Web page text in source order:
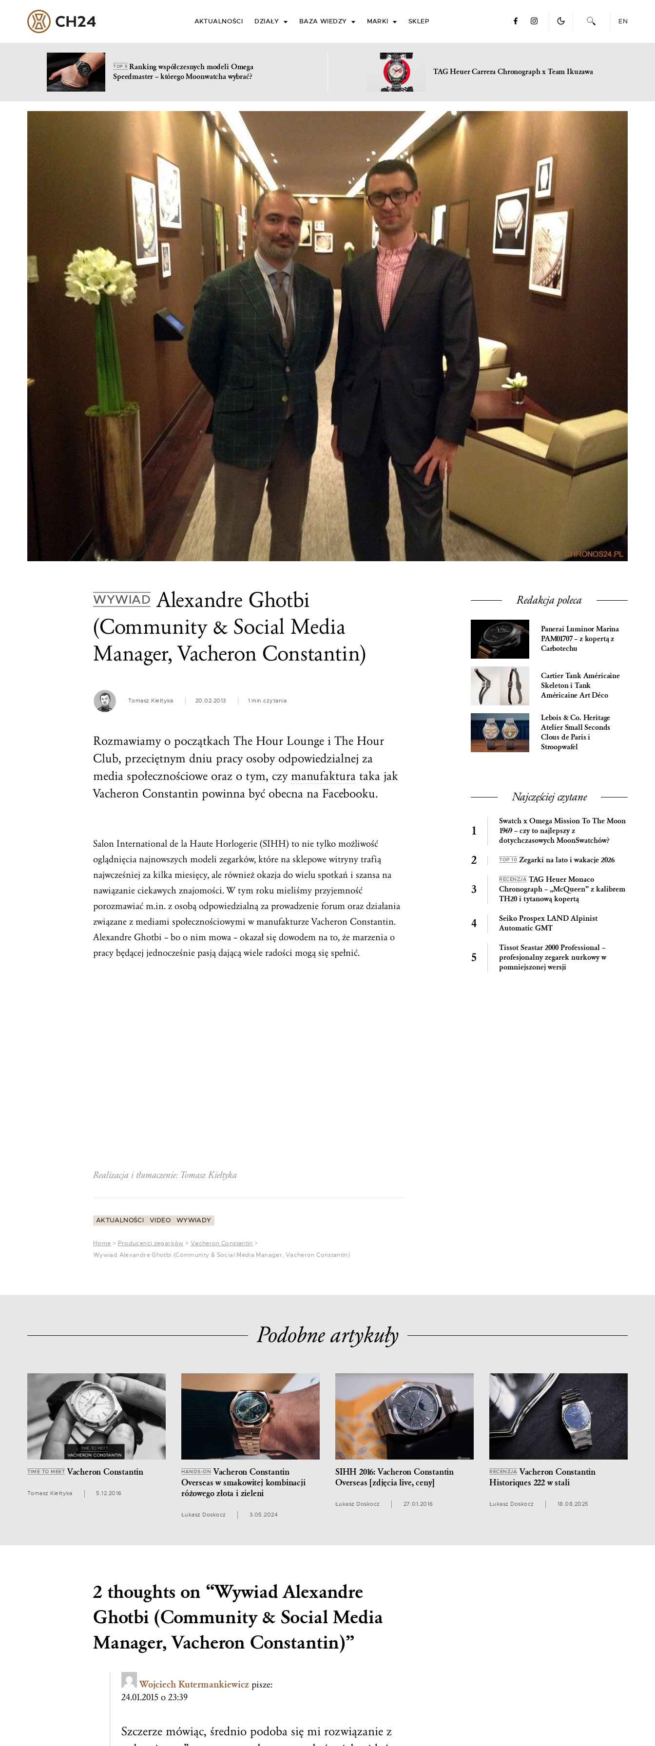
AKTUALNOŚCI DZIAŁY BAZA WIEDZY MARKI SKLEP EN
TOP 5Ranking współczesnych modeli Omega
Speedmaster – którego Moonwatcha wybrać?
TAG Heuer Carrera Chronograph x Team Ikuzawa
WYWIAD Alexandre Ghotbi
(Community & Social Media
Manager, Vacheron Constantin)
Tomasz Kiełtyka 20.02.2013 1 min.czytania
Rozmawiamy o początkach The Hour Lounge i The Hour
Club, przeciętnym dniu pracy osoby odpowiedzialnej za
media społecznościowe oraz o tym, czy manufaktura taka jak
Vacheron Constantin powinna być obecna na Facebooku.
Salon International de la Haute Horlogerie (SIHH) to nie tylko możliwość
oglądnięcia najnowszych modeli zegarków, które na sklepowe witryny trafią
najwcześniej za kilka miesięcy, ale również okazja do wielu spotkań i szansa na
nawiązanie ciekawych znajomości. W tym roku mieliśmy przyjemność
porozmawiać m.in. z osobą odpowiedzialną za prowadzenie forum oraz działania
związane z mediami społecznościowymi w manufakturze Vacheron Constantin.
Alexandre Ghotbi – bo o nim mowa – okazał się dowodem na to, że marzenia o
pracy będącej jednocześnie pasją dającą wiele radości mogą się spełnić.
Realizacja i tłumaczenie: Tomasz Kiełtyka
AKTUALNOŚCI VIDEO WYWIADY
Home > Producenci zegarków > Vacheron Constantin >
Wywiad Alexandre Ghotbi (Community & Social Media Manager, Vacheron Constantin)
Redakcja poleca
Panerai Luminor Marina
PAM01707 – z kopertą z
Carbotechu
Cartier Tank Américaine
Skeleton i Tank
Américaine Art Déco
Lebois & Co. Heritage
Atelier Small Seconds
Clous de Paris i
Stroopwafel
Najczęściej czytane
Swatch x Omega Mission To The Moon
1969 – czy to najlepszy z
dotychczasowych MoonSwatchów?
TOP 10 Zegarki na lato i wakacje 2026
RECENZJA TAG Heuer Monaco
Chronograph – „McQueen” z kalibrem
TH20 i tytanową kopertą
Seiko Prospex LAND Alpinist
Automatic GMT
Tissot Seastar 2000 Professional –
profesjonalny zegarek nurkowy w
pomniejszonej wersji
Podobne artykuły
TIME TO MEET Vacheron Constantin
Tomasz Kiełtyka 5.12.2016
HANDS-ON Vacheron Constantin
Overseas w smakowitej kombinacji
różowego złota i zieleni
Łukasz Doskocz 3.05.2024
SIHH 2016: Vacheron Constantin
Overseas [zdjęcia live, ceny]
Łukasz Doskocz 27.01.2016
RECENZJA Vacheron Constantin
Historiques 222 w stali
Łukasz Doskocz 18.08.2025
2 thoughts on “WywiadAlexandre
Ghotbi (Community & Social Media
Manager, Vacheron Constantin)”
Wojciech Kutermankiewicz pisze:
24.01.2015 o 23:39
Szczerze mówiąc, średnio podoba się mi rozwiązanie z